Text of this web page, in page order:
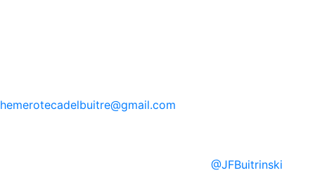
hemerotecadelbuitre@gmail.com
@JFBuitrinski